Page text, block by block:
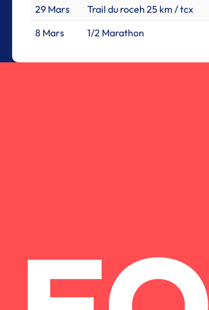
29 Mars
Trail du roceh 25 km / tcx
8 Mars
1/2 Marathon